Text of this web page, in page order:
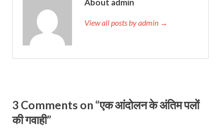
About admin
View all posts by admin →
3 Comments on “एक आंदोलन के अंतिम पलों
की गवाही”